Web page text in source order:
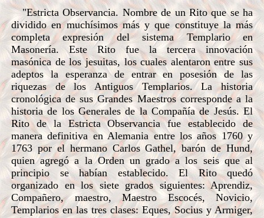
"Estricta Observancia. Nombre de un Rito que se ha
dividido en muchísimos más y que constituye la más
completa expresión del sistema Templario en
Masonería. Este Rito fue la tercera innovación
masónica de los jesuitas, los cuales alentaron entre sus
adeptos la esperanza de entrar en posesión de las
riquezas de los Antiguos Templarios. La historia
cronológica de sus Grandes Maestros corresponde a la
historia de los Generales de la Compañía de Jesús. El
Rito de la Estricta Observancia fue establecido de
manera definitiva en Alemania entre los años 1760 y
1763 por el hermano Carlos Gathel, barón de Hund,
quien agregó a la Orden un grado a los seis que al
principio se habían establecido. El Rito quedó
organizado en los siete grados siguientes: Aprendiz,
Compañero, maestro, Maestro Escocés, Novicio,
Templarios en las tres clases: Eques, Socius y Armiger,